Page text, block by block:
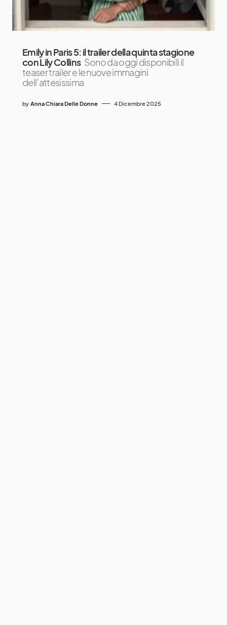
Emily in Paris 5: il trailer della quinta stagione
con Lily Collins Sono da oggi disponibili il
teaser trailer e le nuove immagini
dell’attesissima
by Anna Chiara Delle Donne 4 Dicembre 2025